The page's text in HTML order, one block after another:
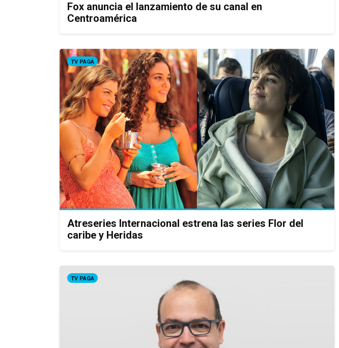
Fox anuncia el lanzamiento de su canal en
Centroamérica
TV PAGA
Atreseries Internacional estrena las series Flor del
caribe y Heridas
TV PAGA